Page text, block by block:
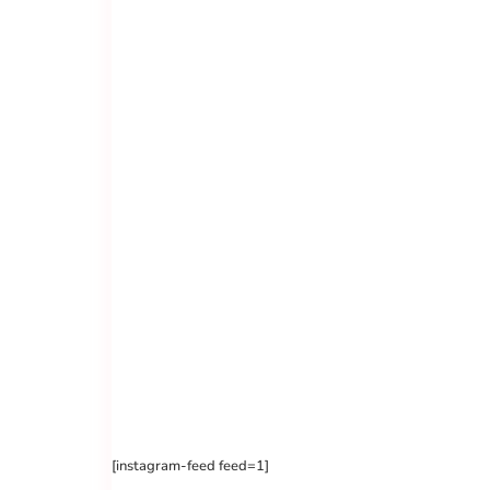
[instagram-feed feed=1]